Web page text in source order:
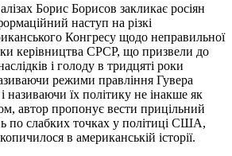
Борис Борисов закликає росіян
наступ на різкі
Конгресу щодо неправильної
керівництва СРСР, що призвели до
і голоду в тридцяті роки
режими правління Гувера
називаючи їх політику не інакше як
автор пропонує вести прицільний
по слабких точках у політиці США,
в американській історії.